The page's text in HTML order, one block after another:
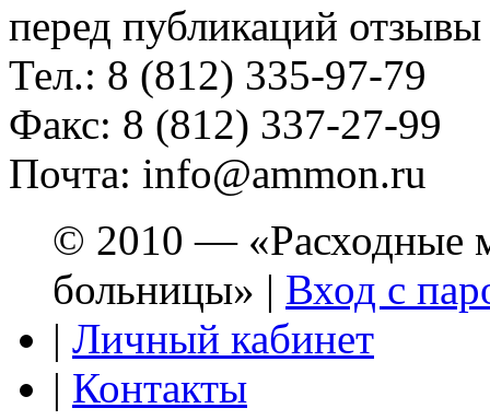
перед публикаций
Тел.: 8 (812) 335-97-79
Факс: 8 (812) 337-27-99
Почта: info@ammon.ru
© 2010 — «Расходные
больницы» | Вход с
| Личный кабинет
| Контакты